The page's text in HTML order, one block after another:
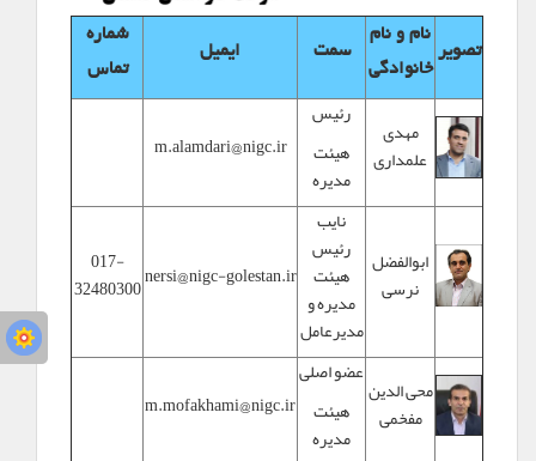
تصویر
نام و نام
خانوادگی
سمت ایمیل
شماره
تماس
مهدی
علمداری
رئیس
هیئت
مدیره
m.alamdari@nigc.ir
ابوالفضل
نرسی
نایب
رئیس
هیئت
مدیره و
مدیرعامل
nersi@nigc-golestan.ir
017-
32480300
محی الدین
مفخمی
عضو اصلی
هیئت
مدیره
m.mofakhami@nigc.ir